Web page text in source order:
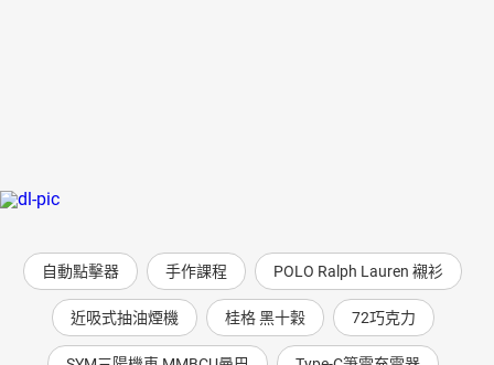
自動點擊器 手作課程 POLO Ralph Lauren 襯衫
近吸式抽油煙機 桂格 黑十穀 72巧克力